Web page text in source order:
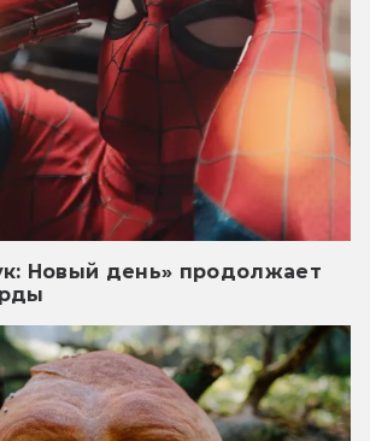
Новый день» продолжает